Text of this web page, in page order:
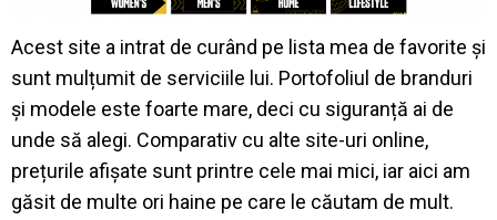
Acest site a intrat de curând pe lista mea de favorite și
sunt mulțumit de serviciile lui. Portofoliul de branduri
și modele este foarte mare, deci cu siguranță ai de
unde să alegi. Comparativ cu alte site-uri online,
prețurile afișate sunt printre cele mai mici, iar aici am
găsit de multe ori haine pe care le căutam de mult.